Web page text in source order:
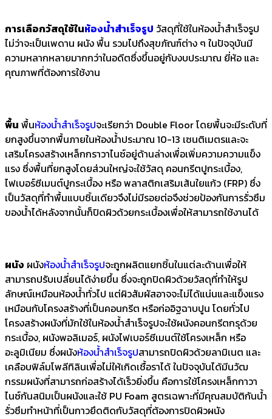
การเลือกวัสดุใช้ในห้องน้ำสำเร็จรูป วัสดุที่ใช้ในห้องน้ำสำเร็จรูป
ไม่ว่าจะเป็นเพดาน ผนัง พื้น รวมไปถึงสุขภัณฑ์ต่าง ๆ ในปัจจุบันมี
ความหลากหลายมากกว่าในอดีตซึ่งขึ้นอยู่กับงบประมาณ ยี่ห้อ และ
คุณภาพที่ต้องการใช้งาน
พื้น พื้นห้องน้ำสำเร็จรูปจะเรียกว่า Double Floor โดยพื้นจะมีระดับที่
ยกสูงขึ้นจากพื้นภายในห้องน้ำประมาณ 10-13 เซนติเมตรและจะ
เสริมโครงสร้างเหล็กกราวาไนซ์อยู่ด้านล่างเพื่อเพิ่มความความแข็ง
แรง ซึ่งพื้นที่ยกสูงโดยส่วนใหญ่จะใช้วัสดุ คอนกรีตปูกระเบื้อง,
ไฟเบอร์ซีเมนต์ปูกระเบื้อง หรือ พลาสติกเสริมเส้นใยแก้ว (FRP) ซึ่ง
เป็นวัสดุที่ทำพื้นแบบชิ้นเดียวจึงไม่มีรอยต่อจึงช่วยป้องกันการรั่วซึม
ของน้ำได้หลังจากนั้นก็ปิดผิวด้วยกระเบื้องเพื่อให้สามารถใช้งานได้
ผนัง ผนังห้องน้ำสำเร็จรูปจะถูกผลิตแยกชิ้นในแต่ละด้านเพื่อให้
สามารถปรับเปลี่ยนได้ง่ายขึ้น ซึ่งจะถูกปิดผิวด้วยวัสดุที่ทำให้รูป
ลักษณ์เหมือนห้องน้ำทั่วไป แต่ผิวสัมผัสอาจจะไม่ได้แน่นและแข็งแรง
เหมือนกับโครงสร้างที่เป็นคอนกรีต หรือก่ออิฐฉาบปูน โดยทั่วไป
โครงสร้างผนังที่มักใช้ในห้องน้ำสำเร็จรูปจะใช้ผนังคอนกรีตกรุด้วย
กระเบื้อง, ผนังพอลิเมอร์, ผนังไฟเบอร์ซีเมนต์ใช้โครงเหล็ก หรือ
อะลูมิเนียม ซึ่งผนังห้องน้ำสำเร็จรูปสามารถปิดผิวด้วยลามิเนต และ
เคลือบฟิล์มโพลีทิลินเพื่อไม่ให้เกิดเชื้อราได้ ในปัจจุบันได้มีนวัฒ
กรรมผนังที่สามารถก่อสร้างได้เร็วยิ่งขึ้น คือการใช้โครงเหล็กกาวา
ไนซ์กันสนิมเป็นผนังและใช้ PU Foam สูตรเฉพาะที่มีคุณสมบัติกันน้ำ
รั่วซึมทำหน้าที่เป็นกาวยึดติดกับวัสดุที่ต้องการปิดผิวผนัง